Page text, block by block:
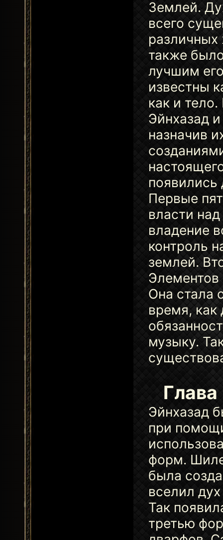
Землей.
всего
различных
также
лучшим
известны
как и
Эйнхазад
назначив
Первые
власти
владение
контроль
землей.
Она стала
время, как
музыку.
Эйнхазад
при
форм.
была
вселил
Так
третью